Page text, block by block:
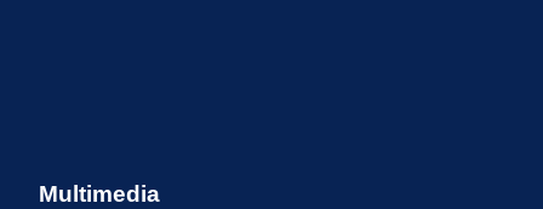
Multimedia